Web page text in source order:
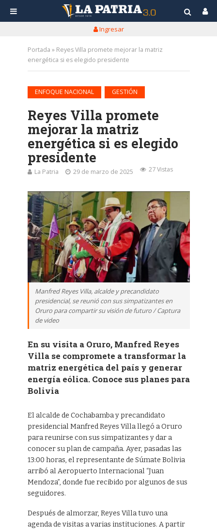
Ingresar
Portada » Reyes Villa promete mejorar la matriz
energética si es elegido presidente
ENFOQUE NACIONAL GESTIÓN
Reyes Villa promete
mejorar la matriz
energética si es elegido
presidente
La Patria 29 de marzo de 2025 27 Vistas
Manfred Reyes Villa, alcalde y precandidato
presidencial, se reunió con sus simpatizantes en
Oruro para compartir su visión de futuro / Captura
de video
En su visita a Oruro, Manfred Reyes
Villa se compromete a transformar la
matriz energética del país y generar
energía eólica. Conoce sus planes para
Bolivia
El alcalde de Cochabamba y precandidato
presidencial Manfred Reyes Villa llegó a Oruro
para reunirse con sus simpatizantes y dar a
conocer su plan de campaña. Ayer, pasadas las
13:00 horas, el representante de Súmate Bolivia
arribó al Aeropuerto Internacional “Juan
Mendoza”, donde fue recibido por algunos de sus
seguidores.
Después de almorzar, Reyes Villa tuvo una
agenda de visitas a varias instituciones. A partir